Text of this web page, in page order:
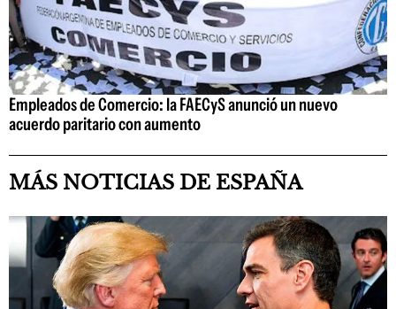
Empleados de Comercio: la FAECyS anunció un nuevo
acuerdo paritario con aumento
MÁS NOTICIAS DE ESPAÑA